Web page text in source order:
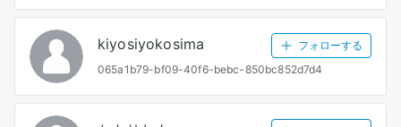
kiyosiyokosima
フォローする
065a1b79-bf09-40f6-bebc-850bc852d7d4